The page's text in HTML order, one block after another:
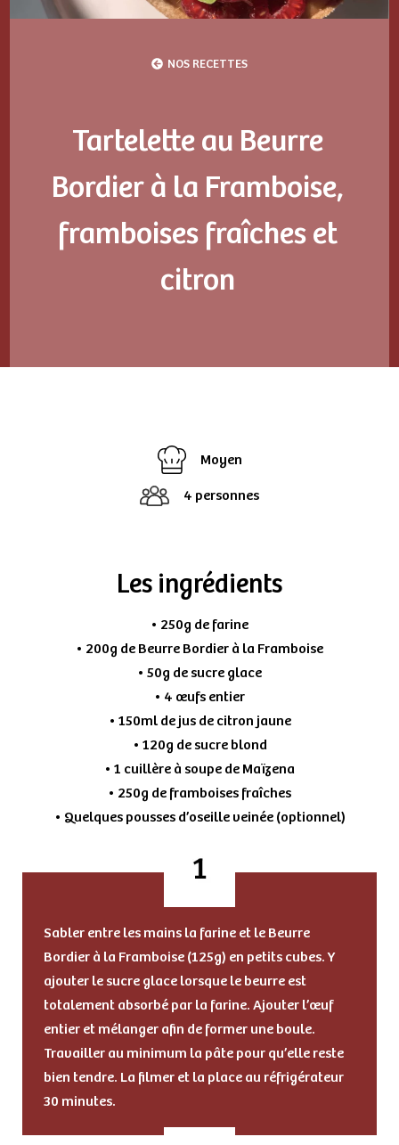
NOS RECETTES
Tartelette au Beurre
Bordier à la Framboise,
framboises fraîches et
citron
Moyen
4 personnes
Les ingrédients
• 250g de farine
• 200g de Beurre Bordier à la Framboise
• 50g de sucre glace
• 4 œufs entier
• 150ml de jus de citron jaune
• 120g de sucre blond
• 1 cuillère à soupe de Maïzena
• 250g de framboises fraîches
• Quelques pousses d’oseille veinée (optionnel)
Sabler entre les mains la farine et le Beurre
Bordier à la Framboise (125g) en petits cubes. Y
ajouter le sucre glace lorsque le beurre est
totalement absorbé par la farine. Ajouter l’œuf
entier et mélanger afin de former une boule.
Travailler au minimum la pâte pour qu’elle reste
bien tendre. La filmer et la place au réfrigérateur
30 minutes.